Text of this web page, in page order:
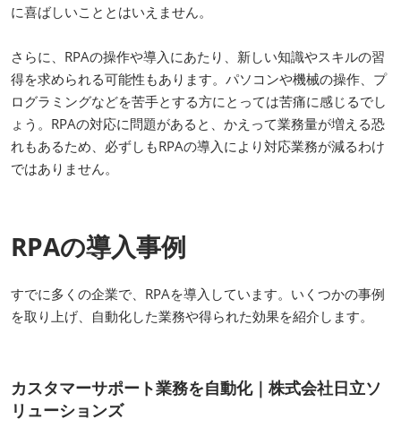
に喜ばしいこととはいえません。
さらに、RPAの操作や導入にあたり、新しい知識やスキルの習
得を求められる可能性もあります。パソコンや機械の操作、プ
ログラミングなどを苦手とする方にとっては苦痛に感じるでし
ょう。RPAの対応に問題があると、かえって業務量が増える恐
れもあるため、必ずしもRPAの導入により対応業務が減るわけ
ではありません。
RPAの導入事例
すでに多くの企業で、RPAを導入しています。いくつかの事例
を取り上げ、自動化した業務や得られた効果を紹介します。
カスタマーサポート業務を自動化｜株式会社日立ソ
リューションズ